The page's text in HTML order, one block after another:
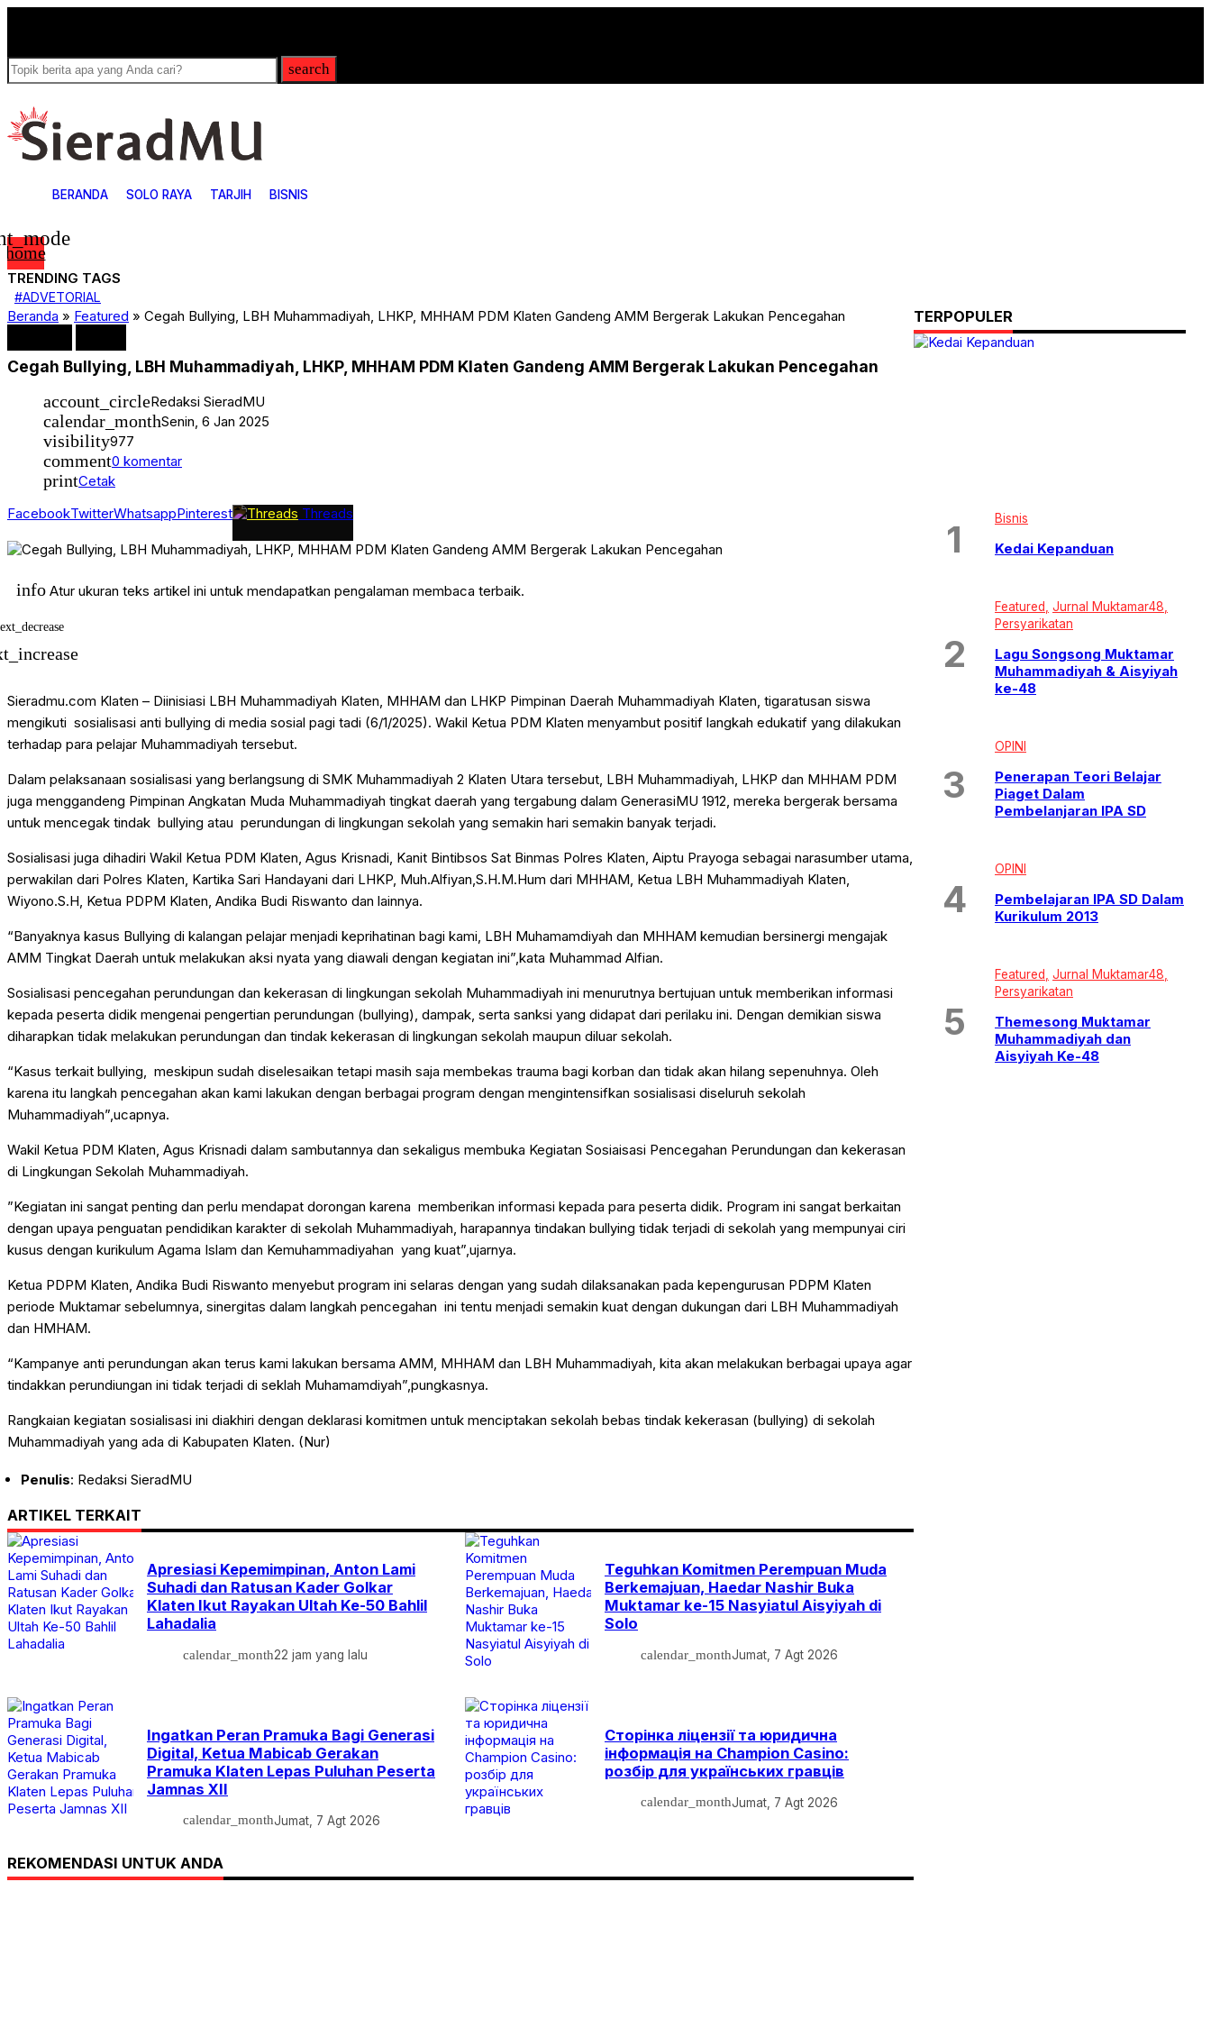
search
BERANDA SOLO RAYA TARJIH BISNIS
home
4
ADVETORIAL
ARTIKEL
Covid-19
Featured
HUKUM & KRIMINAL
Jurnal Muktamar48
JURNAL MUSYDA XIV
KHASANAH RAMADHAN
KIPRAH
Klaten
Klaten Terkini
KRONIK
KULINER
News
PAGELARAN
PEMILUSERENTAK2024
Persyarikatan
Ramadhan Karem
REPORTASE HAJI
Solo Raya
Tarjih
Uncategorized
WISATA & KULINER
TRENDING TAGS
#ADVETORIAL
Beranda » Featured » Cegah Bullying, LBH Muhammadiyah, LHKP, MHHAM PDM Klaten Gandeng AMM Bergerak Lakukan Pencegahan
Cegah Bullying, LBH Muhammadiyah, LHKP, MHHAM PDM Klaten Gandeng AMM Bergerak Lakukan Pencegahan
account_circleRedaksi SieradMU
calendar_monthSenin, 6 Jan 2025
visibility977
comment0 komentar
printCetak
FacebookTwitterWhatsappPinterest Threads
info Atur ukuran teks artikel ini untuk mendapatkan pengalaman membaca terbaik.
Sieradmu.com Klaten – Diinisiasi LBH Muhammadiyah Klaten, MHHAM dan LHKP Pimpinan Daerah Muhammadiyah Klaten, tigaratusan siswa
mengikuti sosialisasi anti bullying di media sosial pagi tadi (6/1/2025). Wakil Ketua PDM Klaten menyambut positif langkah edukatif yang dilakukan
terhadap para pelajar Muhammadiyah tersebut.
Dalam pelaksanaan sosialisasi yang berlangsung di SMK Muhammadiyah 2 Klaten Utara tersebut, LBH Muhammadiyah, LHKP dan MHHAM PDM
juga menggandeng Pimpinan Angkatan Muda Muhammadiyah tingkat daerah yang tergabung dalam GenerasiMU 1912, mereka bergerak bersama
untuk mencegak tindak bullying atau perundungan di lingkungan sekolah yang semakin hari semakin banyak terjadi.
Sosialisasi juga dihadiri Wakil Ketua PDM Klaten, Agus Krisnadi, Kanit Bintibsos Sat Binmas Polres Klaten, Aiptu Prayoga sebagai narasumber utama,
perwakilan dari Polres Klaten, Kartika Sari Handayani dari LHKP, Muh.Alfiyan,S.H.M.Hum dari MHHAM, Ketua LBH Muhammadiyah Klaten,
Wiyono.S.H, Ketua PDPM Klaten, Andika Budi Riswanto dan lainnya.
“Banyaknya kasus Bullying di kalangan pelajar menjadi keprihatinan bagi kami, LBH Muhamamdiyah dan MHHAM kemudian bersinergi mengajak
AMM Tingkat Daerah untuk melakukan aksi nyata yang diawali dengan kegiatan ini”,kata Muhammad Alfian.
Sosialisasi pencegahan perundungan dan kekerasan di lingkungan sekolah Muhammadiyah ini menurutnya bertujuan untuk memberikan informasi
kepada peserta didik mengenai pengertian perundungan (bullying), dampak, serta sanksi yang didapat dari perilaku ini. Dengan demikian siswa
diharapkan tidak melakukan perundungan dan tindak kekerasan di lingkungan sekolah maupun diluar sekolah.
“Kasus terkait bullying, meskipun sudah diselesaikan tetapi masih saja membekas trauma bagi korban dan tidak akan hilang sepenuhnya. Oleh
karena itu langkah pencegahan akan kami lakukan dengan berbagai program dengan mengintensifkan sosialisasi diseluruh sekolah
Muhammadiyah”,ucapnya.
Wakil Ketua PDM Klaten, Agus Krisnadi dalam sambutannya dan sekaligus membuka Kegiatan Sosiaisasi Pencegahan Perundungan dan kekerasan
di Lingkungan Sekolah Muhammadiyah.
”Kegiatan ini sangat penting dan perlu mendapat dorongan karena memberikan informasi kepada para peserta didik. Program ini sangat berkaitan
dengan upaya penguatan pendidikan karakter di sekolah Muhammadiyah, harapannya tindakan bullying tidak terjadi di sekolah yang mempunyai ciri
kusus dengan kurikulum Agama Islam dan Kemuhammadiyahan yang kuat”,ujarnya.
Ketua PDPM Klaten, Andika Budi Riswanto menyebut program ini selaras dengan yang sudah dilaksanakan pada kepengurusan PDPM Klaten
periode Muktamar sebelumnya, sinergitas dalam langkah pencegahan ini tentu menjadi semakin kuat dengan dukungan dari LBH Muhammadiyah
dan HMHAM.
“Kampanye anti perundungan akan terus kami lakukan bersama AMM, MHHAM dan LBH Muhammadiyah, kita akan melakukan berbagai upaya agar
tindakkan perundiungan ini tidak terjadi di seklah Muhamamdiyah”,pungkasnya.
Rangkaian kegiatan sosialisasi ini diakhiri dengan deklarasi komitmen untuk menciptakan sekolah bebas tindak kekerasan (bullying) di sekolah
Muhammadiyah yang ada di Kabupaten Klaten. (Nur)
Penulis: Redaksi SieradMU
ARTIKEL TERKAIT
Apresiasi Kepemimpinan, Anton Lami
Suhadi dan Ratusan Kader Golkar
Klaten Ikut Rayakan Ultah Ke-50 Bahlil
Lahadalia
calendar_month22 jam yang lalu
Teguhkan Komitmen Perempuan Muda
Berkemajuan, Haedar Nashir Buka
Muktamar ke-15 Nasyiatul Aisyiyah di
Solo
calendar_monthJumat, 7 Agt 2026
Ingatkan Peran Pramuka Bagi Generasi
Digital, Ketua Mabicab Gerakan
Pramuka Klaten Lepas Puluhan Peserta
Jamnas XII
calendar_monthJumat, 7 Agt 2026
Сторінка ліцензії та юридична
інформація на Champion Casino:
розбір для українських гравців
calendar_monthJumat, 7 Agt 2026
REKOMENDASI UNTUK ANDA
TERPOPULER
Bisnis
Kedai Kepanduan
Featured Jurnal Muktamar48
Persyarikatan
Lagu Songsong Muktamar
Muhammadiyah & Aisyiyah
ke-48
OPINI
Penerapan Teori Belajar
Piaget Dalam
Pembelanjaran IPA SD
OPINI
Pembelajaran IPA SD Dalam
Kurikulum 2013
Featured Jurnal Muktamar48
Persyarikatan
Themesong Muktamar
Muhammadiyah dan
Aisyiyah Ke-48